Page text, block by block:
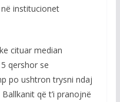
institucionet
cituar median
qershor se
po ushtron trysni ndaj
që t’i pranojnë